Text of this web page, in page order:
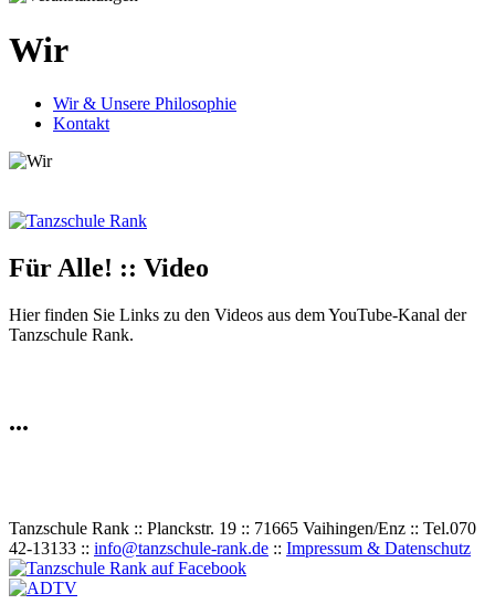
Wir
Wir & Unsere Philosophie
Kontakt
Für Alle! :: Video
Hier finden Sie Links zu den Videos aus dem YouTube-Kanal der
Tanzschule Rank.
...
Tanzschule Rank :: Planckstr. 19 :: 71665 Vaihingen/Enz :: Tel.070
42-13133 :: info@tanzschule-rank.de :: Impressum & Datenschutz